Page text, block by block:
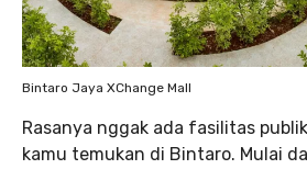
Bintaro Jaya XChange Mall
Rasanya nggak ada fasilitas
kamu temukan di Bintaro. Mulai